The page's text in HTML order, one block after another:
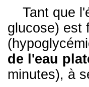
Tant que
glucose) est
de l'eau
minutes), à